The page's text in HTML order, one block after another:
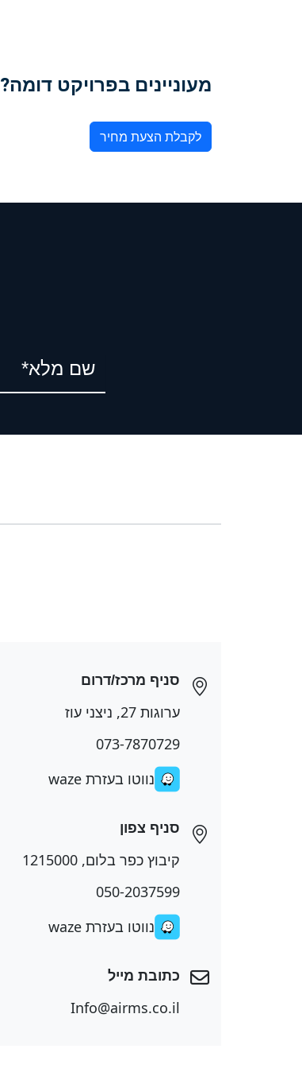
מעוניינים בפרויקט דומה?
לקבלת הצעת מחיר
סניף מרכז/דרום
ערוגות 27, ניצני עוז
073-7870729
נווטו בעזרת waze
סניף צפון
קיבוץ כפר בלום, 1215000
050-2037599
נווטו בעזרת waze
כתובת מייל
Info@airms.co.il